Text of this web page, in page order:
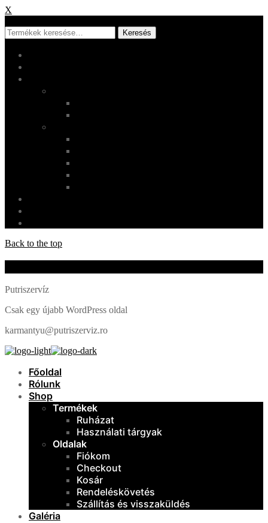
X
Keresés
Back to the top
Putriszervíz
Csak egy újabb WordPress oldal
karmantyu@putriszerviz.ro
Főoldal
Rólunk
Shop
Termékek
Ruházat
Használati tárgyak
Oldalak
Fiókom
Checkout
Kosár
Rendeléskövetés
Szállítás és visszaküldés
Galéria